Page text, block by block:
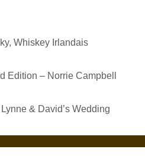
, Whiskey Irlandais
Edition – Norrie Campbell
& David’s Wedding